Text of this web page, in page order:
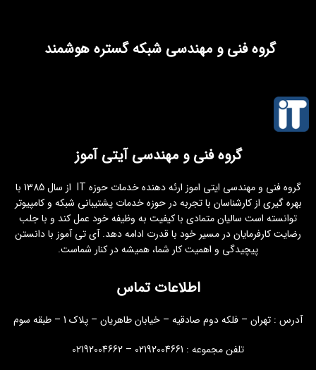
گروه فنی و مهندسی شبکه گستره هوشمند
گروه فنی و مهندسی آیتی آموز
گروه فنی و مهندسی ایتی اموز ارئه دهنده خدمات حوزه IT از سال 1385 با
بهره گیری از کارشناسان با تجربه در حوزه خدمات پشتیبانی شبکه و کامپیوتر
توانسته است سالیان متمادی با کیفیت به وظیفه خود عمل کند و با جلب
رضایت کارفرمایان در مسیر خود با قدرت ادامه دهد. آی تی آموز با دانستن
پیچیدگی و اهمیت کار شما، همیشه در کنار شماست.
اطلاعات تماس
آدرس : تهران – فلکه دوم صادقیه – خیابان طاهریان – پلاک 1 – طبقه سوم
تلفن مجموعه : 02192004661 – 02192004662